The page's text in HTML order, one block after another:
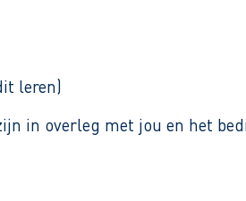
leren)
in overleg met jou en het